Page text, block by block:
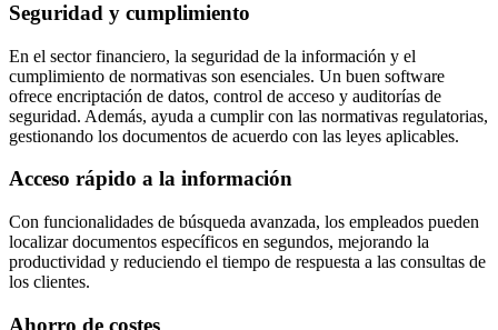
Seguridad y cumplimiento
En el sector financiero, la seguridad de la información y el
cumplimiento de normativas son esenciales. Un buen software
ofrece encriptación de datos, control de acceso y auditorías de
seguridad. Además, ayuda a cumplir con las normativas regulatorias,
gestionando los documentos de acuerdo con las leyes aplicables.
Acceso rápido a la información
Con funcionalidades de búsqueda avanzada, los empleados pueden
localizar documentos específicos en segundos, mejorando la
productividad y reduciendo el tiempo de respuesta a las consultas de
los clientes.
Ahorro de costes